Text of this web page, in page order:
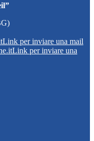
Link per inviare una mail
Link per inviare una